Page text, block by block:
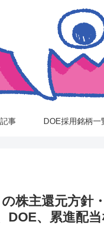
事 DOE採用銘柄一
株主還元方針
DOE、累進配